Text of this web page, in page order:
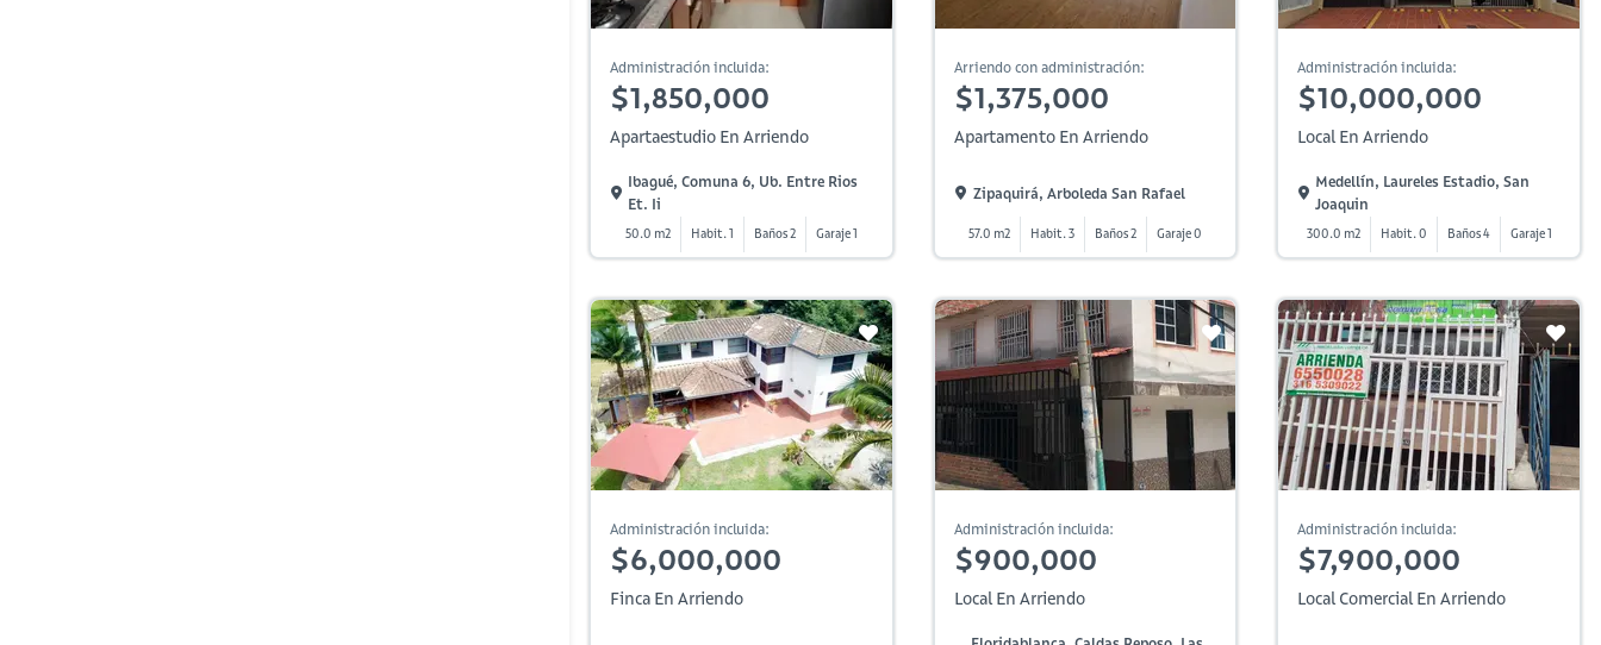
Administración incluida:
$1,850,000
Apartaestudio En Arriendo
Ibagué, Comuna 6, Ub. Entre Rios
Et. Ii
50.0 m2 Habit. 1 Baños 2 Garaje 1
Arriendo con administración:
$1,375,000
Apartamento En Arriendo
Zipaquirá, Arboleda San Rafael
57.0 m2 Habit. 3 Baños 2 Garaje 0
Administración incluida:
$10,000,000
Local En Arriendo
Medellín, Laureles Estadio, San
Joaquin
300.0 m2 Habit. 0 Baños 4 Garaje 1
Administración incluida:
$6,000,000
Finca En Arriendo
Administración incluida:
$900,000
Local En Arriendo
Administración incluida:
$7,900,000
Local Comercial En Arriendo